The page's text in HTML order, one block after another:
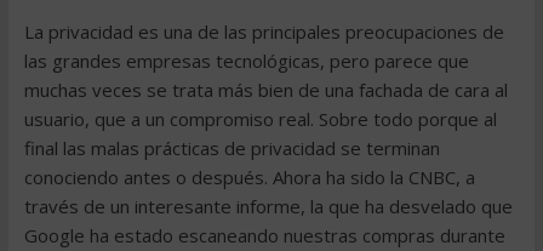
La privacidad es una de las principales preocupaciones de
las grandes empresas tecnológicas, pero parece que
muchas veces se trata más bien de una fachada de cara al
usuario, que a un compromiso real. Sobre todo porque al
final las malas prácticas de privacidad se terminan
conociendo antes o después. Ahora ha sido la CNBC, a
través de un interesante informe, la que ha desvelado que
Google ha estado escaneando nuestras compras durante